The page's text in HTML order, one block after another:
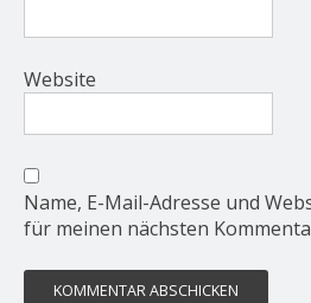
Website
Name, E-Mail-Adresse und
für meinen nächsten